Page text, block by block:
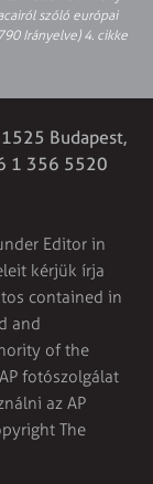
szóló európai
Irányelve) 4. cikke
Budapest,
1 356 5520
Editor in
kérjük írja
contained in
and
of the
fotószolgálat
az AP
The